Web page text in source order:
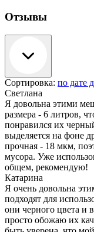
Отзывы
Сортировка: по дате
Светлана
Я довольна этими
размера - 6 литров,
понравился их
выделяется на фоне
прочная - 18 мкм,
мусора. Уже
общем, рекомендую!
Катарина
Я очень довольна
подходят для
они черного цвета и
просто обожаю их